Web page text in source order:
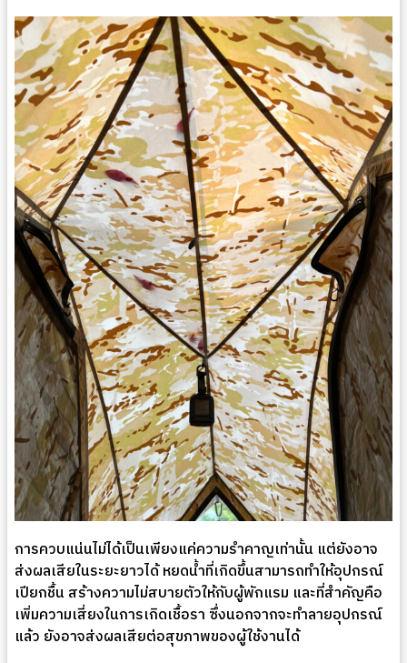
การควบแน่นไม่ได้เป็นเพียงแค่ความรำคาญเท่านั้น แต่ยังอาจ
ส่งผลเสียในระยะยาวได้ หยดน้ำที่เกิดขึ้นสามารถทำให้อุปกรณ์
เปียกชื้น สร้างความไม่สบายตัวให้กับผู้พักแรม และที่สำคัญคือ
เพิ่มความเสี่ยงในการเกิดเชื้อรา ซึ่งนอกจากจะทำลายอุปกรณ์
แล้ว ยังอาจส่งผลเสียต่อสุขภาพของผู้ใช้งานได้